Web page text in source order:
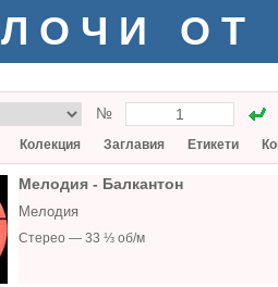
ОТ
№
Колекция Заглавия Етикети
Мелодия - Балкантон
Мелодия
Стерео — 33 ⅓ об/м